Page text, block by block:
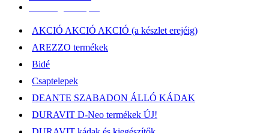
AKCIÓ AKCIÓ AKCIÓ (a készlet erejéig)
AREZZO termékek
Bidé
Csaptelepek
DEANTE SZABADON ÁLLÓ KÁDAK
DURAVIT D-Neo termékek ÚJ!